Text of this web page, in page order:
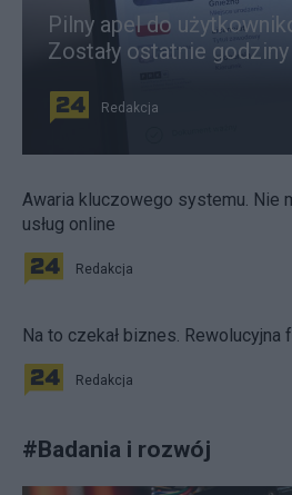
Pilny apel do
Zostały ostatnie godziny
Redakcja
Awaria kluczowego systemu. Nie
usług online
Redakcja
Na to czekał biznes. Rewolucyjna
Redakcja
#Badania i rozwój